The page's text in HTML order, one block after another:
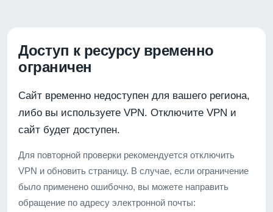
Доступ к ресурсу временно
ограничен
Сайт временно недоступен для вашего региона,
либо вы используете VPN. Отключите VPN и
сайт будет доступен.
Для повторной проверки рекомендуется отключить
VPN и обновить страницу. В случае, если ограничение
было применено ошибочно, вы можете направить
обращение по адресу электронной почты: